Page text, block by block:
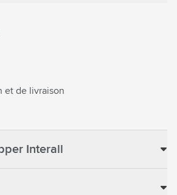
et de livraison
Interall